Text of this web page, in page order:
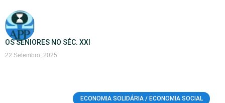
OS SÉNIORES NO SÉC. XXI
22 Setembro, 2025
ECONOMIA SOLIDÁRIA / ECONOMIA SOCIAL